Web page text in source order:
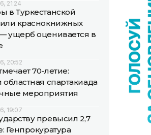
21:24
в Туркестанской
краснокнижных
ущерб оценивается в
20:52
70-летие:
областная спартакиада
мероприятия
19:07
превысил 2,7
Генпрокуратура